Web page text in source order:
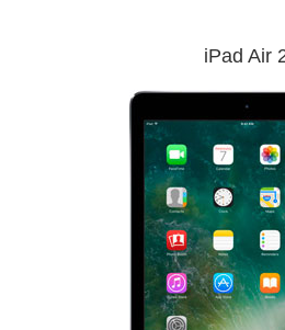
iPad Air